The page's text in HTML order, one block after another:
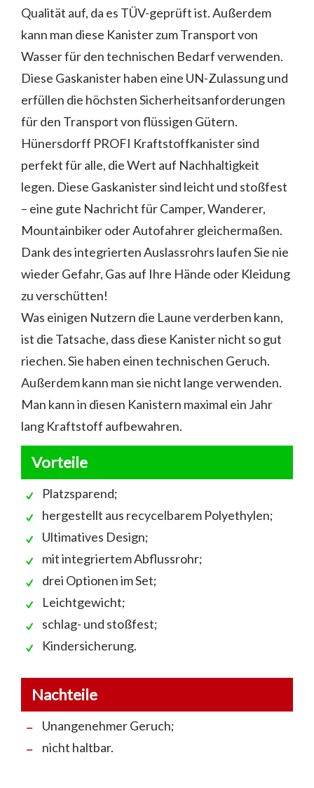
Qualität auf, da es TÜV-geprüft ist. Außerdem
kann man diese Kanister zum Transport von
Wasser für den technischen Bedarf verwenden.
Diese Gaskanister haben eine UN-Zulassung und
erfüllen die höchsten Sicherheitsanforderungen
für den Transport von flüssigen Gütern.
Hünersdorff PROFI Kraftstoffkanister sind
perfekt für alle, die Wert auf Nachhaltigkeit
legen. Diese Gaskanister sind leicht und stoßfest
– eine gute Nachricht für Camper, Wanderer,
Mountainbiker oder Autofahrer gleichermaßen.
Dank des integrierten Auslassrohrs laufen Sie nie
wieder Gefahr, Gas auf Ihre Hände oder Kleidung
zu verschütten!
Was einigen Nutzern die Laune verderben kann,
ist die Tatsache, dass diese Kanister nicht so gut
riechen. Sie haben einen technischen Geruch.
Außerdem kann man sie nicht lange verwenden.
Man kann in diesen Kanistern maximal ein Jahr
lang Kraftstoff aufbewahren.
Vorteile
Platzsparend;
hergestellt aus recycelbarem Polyethylen;
Ultimatives Design;
mit integriertem Abflussrohr;
drei Optionen im Set;
Leichtgewicht;
schlag- und stoßfest;
Kindersicherung.
Nachteile
Unangenehmer Geruch;
nicht haltbar.